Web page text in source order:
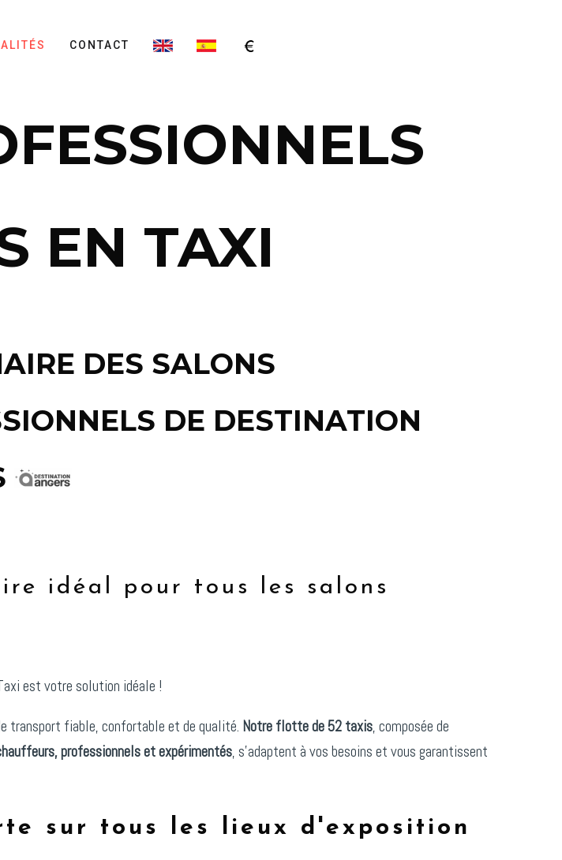
CONTACT
EN TAXI
DES SALONS
DE DESTINATION
idéal pour tous les salons
est votre solution idéale !
transport fiable, confortable et de qualité. Notre flotte de 52 taxis, composée de
professionnels et expérimentés, s'adaptent à vos besoins et vous garantissent
sur tous les lieux d'exposition